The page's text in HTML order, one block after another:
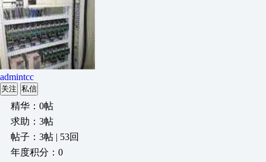
admintcc
关注 私信
精华：0帖
求助：3帖
帖子：3帖 | 53回
年度积分：0